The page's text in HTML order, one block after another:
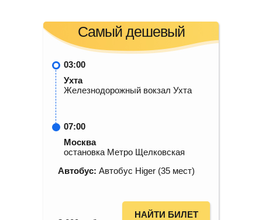
Самый дешевый
03:00
Ухта
Железнодорожный вокзал Ухта
07:00
Москва
остановка Метро Щелковская
Автобус: Автобус Higer (35 мест)
НАЙТИ БИЛЕТ